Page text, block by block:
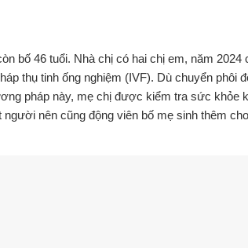
bố 46 tuổi. Nhà chị có hai chị em, năm 2024
thụ tinh ống nghiệm (IVF). Dù chuyển phôi
pháp này, mẹ chị được kiểm tra sức khỏe
nên cũng động viên bố mẹ sinh thêm